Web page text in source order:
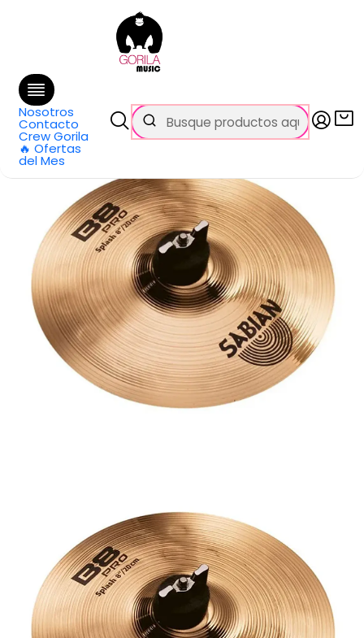
Nosotros
Contacto
Crew Gorila
🔥 Ofertas
del Mes
GRATIS
en Santiago y $99.990 en Regiones
Categorías Baterías y Percusión
Platillo Splash B8 Pro 8 Pulgadas 30805B Sabian